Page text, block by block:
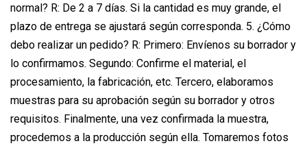
normal? R: De 2 a 7 días. Si la cantidad es muy grande, el
plazo de entrega se ajustará según corresponda. 5. ¿Cómo
debo realizar un pedido? R: Primero: Envíenos su borrador y
lo confirmamos. Segundo: Confirme el material, el
procesamiento, la fabricación, etc. Tercero, elaboramos
muestras para su aprobación según su borrador y otros
requisitos. Finalmente, una vez confirmada la muestra,
procedemos a la producción según ella. Tomaremos fotos